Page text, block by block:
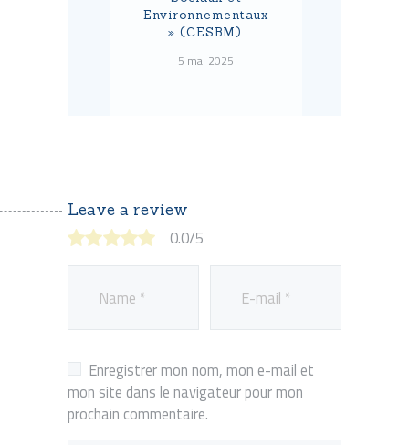
Environnementaux
» (CESBM).
5 mai 2025
Leave a review
0.0/5
Enregistrer mon nom, mon e-mail et
mon site dans le navigateur pour mon
prochain commentaire.